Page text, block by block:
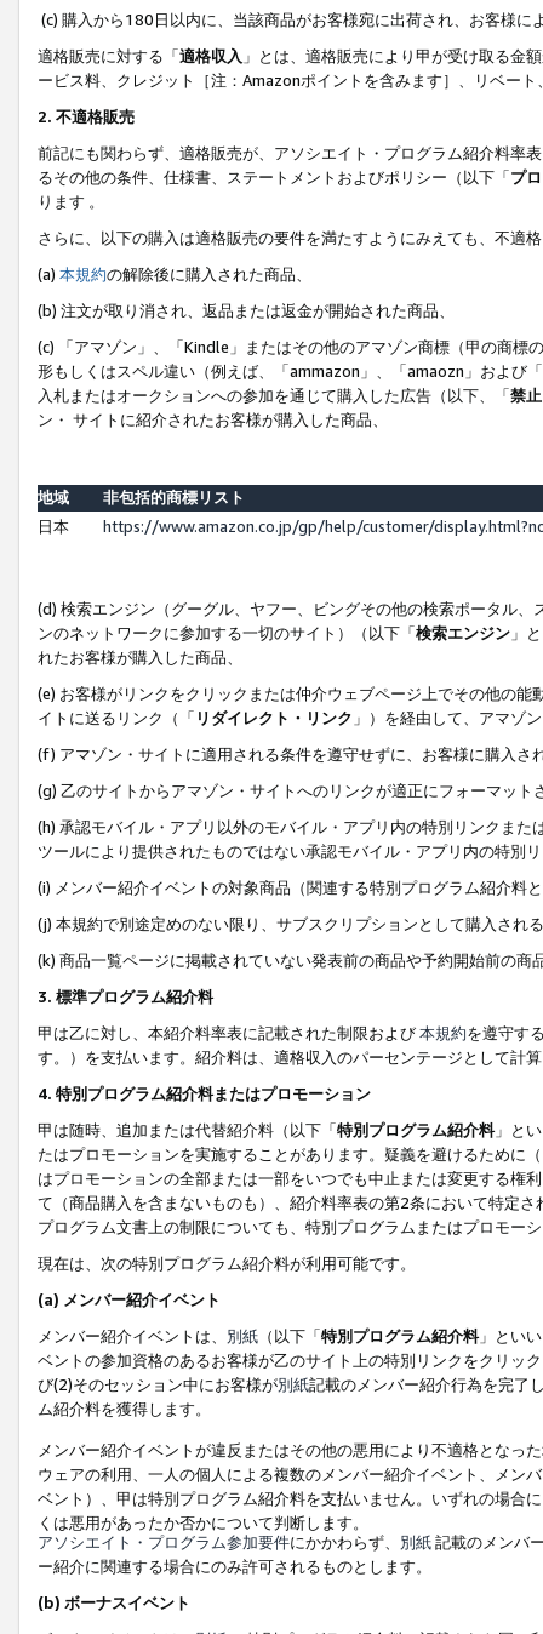
(c) 購入から180日以内に、当該商品がお客様宛に出荷され、お客様
適格販売に対する「適格収入 」とは、適格販売により甲が受け取る金
ービス料、クレジット［注：Amazonポイントを含みます］、リベー
2. 不適格販売
前記にも関わらず、適格販売が、アソシエイト・プログラム紹介料率
るその他の条件、仕様書、ステートメントおよびポリシー（以下「プ
ります 。
さらに、以下の購入は適格販売の要件を満たすようにみえても、不適
(a) 本規約の解除後に購入された商品、
(b) 注文が取り消され、返品または返金が開始された商品、
(c) 「アマゾン」、「Kindle」またはその他のアマゾン商標（甲の商
形もしくはスペル違い（例えば、「ammazon」、「amaozn」および
入札またはオークションへの参加を通じて購入した広告（以下、「禁
ン・ サイトに紹介されたお客様が購入した商品、
地域
非包括的商標リスト
日本
https://www.amazon.co.jp/gp/help/customer/
(d) 検索エンジン（グーグル、ヤフー、ビングその他の検索ポータル
ンのネットワークに参加する一切のサイト）（以下「検索エンジン 」
れたお客様が購入した商品、
(e) お客様がリンクをクリックまたは仲介ウェブページ上でその他の
イトに送るリンク（「 リダイレクト・リンク 」）を経由して、アマゾ
(f) アマゾン・サイトに適用される条件を遵守せずに、お客様に購入さ
(g) 乙のサイトからアマゾン・サイトへのリンクが適正にフォーマッ
(h) 承認モバイル・アプリ以外のモバイル・アプリ内の特別リンクま
ツールにより提供されたものではない承認モバイル・アプリ内の特別
(i) メンバー紹介イベントの対象商品（関連する特別プログラム紹介料
(j) 本規約で別途定めのない限り、サブスクリプションとして購入され
(k) 商品一覧ページに掲載されていない発表前の商品や予約開始前の商
3. 標準プログラム紹介料
甲は乙に対し、本紹介料率表に記載された制限および本規約を遵守す
す。）を支払います。紹介料は、適格収入のパーセンテージとして計
4. 特別プログラム紹介料またはプロモーション
甲は随時、追加または代替紹介料（以下「特別プログラム紹介料」と
たはプロモーションを実施することがあります。疑義を避けるために
はプロモーションの全部または一部をいつでも中止または変更する権
て（商品購入を含まないものも）、紹介料率表の第2条において特定
プログラム文書上の制限についても、特別プログラムまたはプロモー
現在は、次の特別プログラム紹介料が利用可能です。
(a) メンバー紹介イベント
メンバー紹介イベントは、 別紙 （以下「特別プログラム紹介料」とい
ベントの参加資格のあるお客様が乙のサイト上の特別リンクをクリッ
び(2)そのセッション中にお客様が別紙記載のメンバー紹介行為を完了
ム紹介料を獲得します。
メンバー紹介イベントが違反またはその他の悪用により不適格となっ
ウェアの利用、一人の個人による複数のメンバー紹介イベント、メン
ベント）、甲は特別プログラム紹介料を支払いません。いずれの場合
くは悪用があったか否かについて判断します。
アソシエイト・プログラム参加要件にかかわらず、 別紙記載のメンバ
ー紹介に関連する場合にのみ許可されるものとします。
(b) ボーナスイベント